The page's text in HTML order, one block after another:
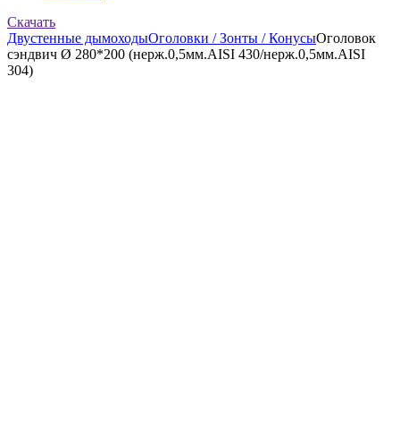
Скачать
Двустенные дымоходыОголовки / Зонты / КонусыОголовок
сэндвич Ø 280*200 (нерж.0,5мм.AISI 430/нерж.0,5мм.AISI
304)